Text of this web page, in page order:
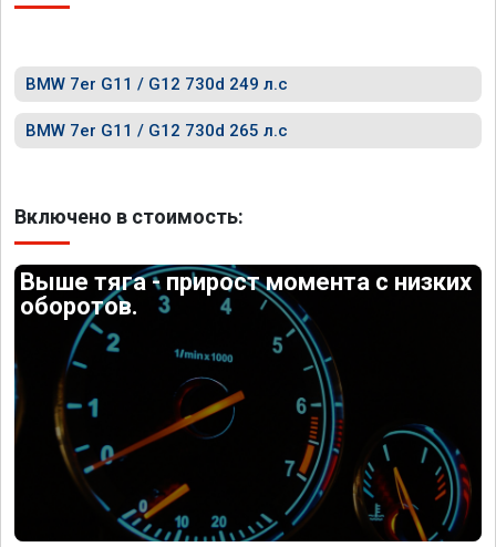
BMW 7er G11 / G12 730d 249 л.с
BMW 7er G11 / G12 730d 265 л.с
Включено в стоимость:
Выше тяга - прирост момента с низких
оборотов.